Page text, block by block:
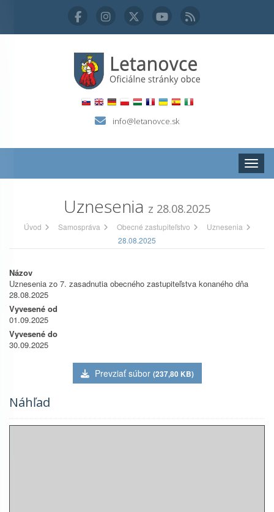
info@letanovce.sk
Uznesenia z 28.08.2025
Úvod Samospráva Obecné zastupiteľstvo
Uznesenia
28.08.2025
Názov
Uznesenia zo 7. zasadnutia obecného zastupiteľstva konaného dňa
28.08.2025
Vyvesené od
01.09.2025
Vyvesené do
30.09.2025
Prevziať súbor (237,80 KB)
Náhľad